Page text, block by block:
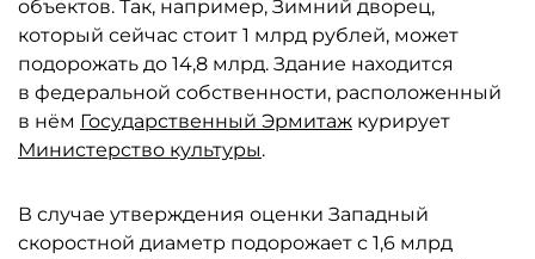
объектов. Так, например, Зимний дворец,
который сейчас стоит 1 млрд рублей, может
подорожать до 14,8 млрд. Здание находится
в федеральной собственности, расположенный
в нём Государственный Эрмитаж курирует
Министерство культуры.
В случае утверждения оценки Западный
скоростной диаметр подорожает с 1,6 млрд